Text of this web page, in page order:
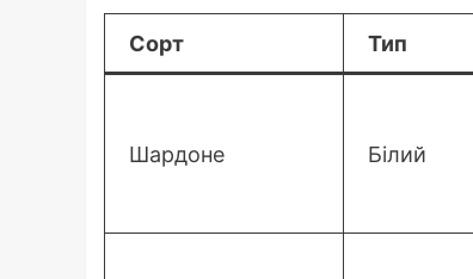
Сорт Тип
Шардоне Білий